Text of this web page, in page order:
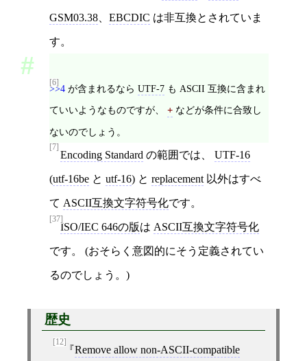
GSM03.38 EBCDIC は非互換とされていま
す。
[6]
>>4 が含まれるなら UTF-7 も ASCII 互換に含まれ
ていいようなものですが、 + などが条件に合致し
ないのでしょう。
[7]
Encoding Standard の範囲では、 UTF-16
(utf-16be と utf-16) と replacement 以外はすべ
て ASCII互換文字符号化です。
[37]
ISO/IEC 646の版は ASCII互換文字符号化
です。 (おそらく意図的にそう定義されてい
るのでしょう。)
歴史
[12]
Remove allow non-ASCII-compatible